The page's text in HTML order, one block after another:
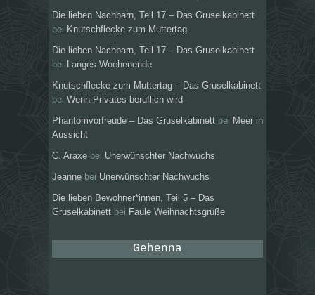
Die lieben Nachbarn, Teil 17 – Das Gruselkabinett
bei Knutschflecke zum Muttertag
Die lieben Nachbarn, Teil 17 – Das Gruselkabinett
bei
Langes Wochenende
Knutschflecke zum Muttertag – Das Gruselkabinett
bei Wenn Privates beruflich wird
Phantomvorfreude – Das Gruselkabinett bei Meer in
Aussicht
C. Araxe bei Unerwünschter Nachwuchs
Jeanne bei Unerwünschter Nachwuchs
Die lieben Bewohner*innen, Teil 5 – Das
Gruselkabinett bei Faule Weihnachtsgrüße
Gehenna